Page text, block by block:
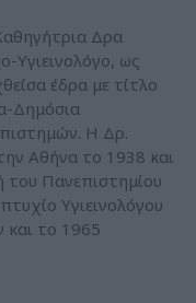
Δρα
Υγιεινολόγο, ως
έδρα με τίτλο
Δημόσια
Η Δρ.
Αθήνα το 1938 και
του Πανεπιστημίου
Υγιεινολόγου
και το 1965